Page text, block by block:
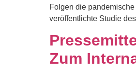
Folgen die
veröffentlichte Studie
Zum